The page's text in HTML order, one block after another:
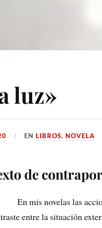
luz»
ENLIBROS,NOVELA
de
mis novelas las
entre la situación